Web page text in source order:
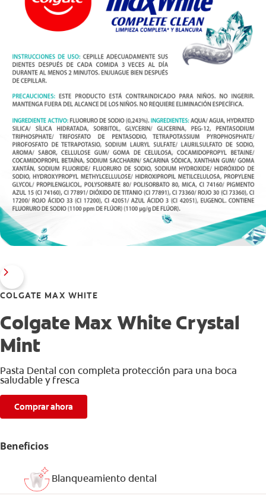
COLGATE MAX WHITE
Colgate Max White Crystal
Mint
Pasta Dental con completa protección para una boca
saludable y fresca
Comprar ahora
Beneficios
Blanqueamiento dental